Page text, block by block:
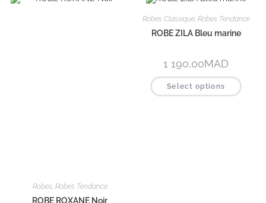
1 190,00MAD
ÉPUISÉ